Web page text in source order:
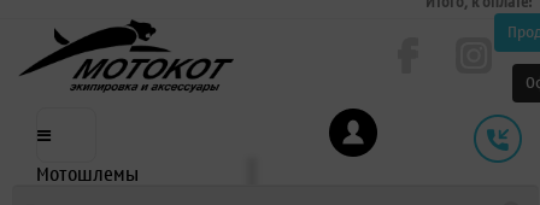
Мотошлемы